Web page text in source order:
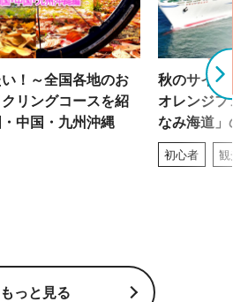
！～全国各地のお
リングコースを紹
中国・九州沖縄
秋のサイク
オレンジ
なみ海道」
初心者 観
もっと見る